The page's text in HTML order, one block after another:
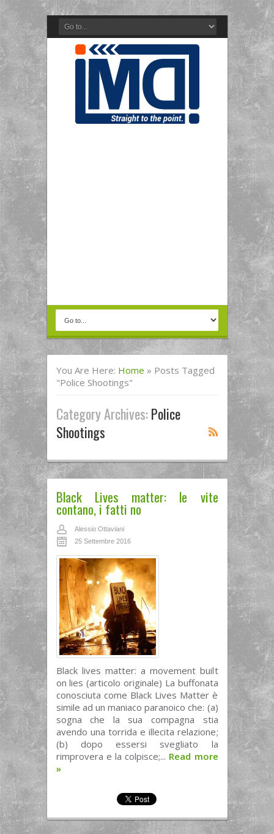
You Are Here: Home » Posts Tagged
"police Shootings"
Category Archives:Police
Shootings
Black Lives matter: le vite
contano, i fatti no
Alessio Ottaviani
25 Settembre 2016
Black lives matter: a movement built
on lies (articolo originale) La buffonata
conosciuta come Black Lives Matter è
simile ad un maniaco paranoico che: (a)
sogna che la sua compagna stia
avendo una torrida e illecita relazione;
(b) dopo essersi svegliato la
rimprovera e la colpisce;... Read more
»